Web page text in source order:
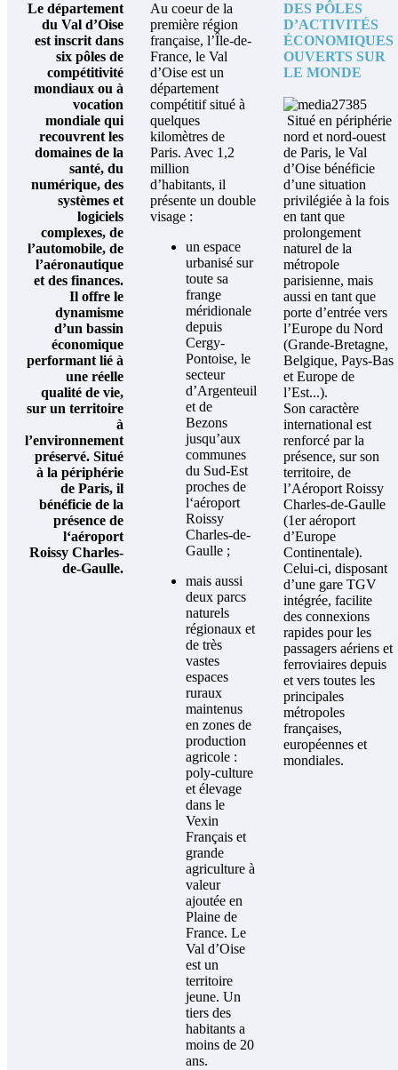
Le département
du Val d’Oise
est inscrit dans
six pôles de
compétitivité
mondiaux ou à
vocation
mondiale qui
recouvrent les
domaines de la
santé, du
numérique, des
systèmes et
logiciels
complexes, de
l’automobile, de
l’aéronautique
et des finances.
Il offre le
dynamisme
d’un bassin
économique
performant lié à
une réelle
qualité de vie,
sur un territoire
à
l’environnement
préservé. Situé
à la périphérie
de Paris, il
bénéficie de la
présence de
l‘aéroport
Roissy Charles-
de-Gaulle.
Au coeur de la
première région
française, l’Île-de-
France, le Val
d’Oise est un
département
compétitif situé à
quelques
kilomètres de
Paris. Avec 1,2
million
d’habitants, il
présente un double
visage :
un espace
urbanisé sur
toute sa
frange
méridionale
depuis
Cergy-
Pontoise, le
secteur
d’Argenteuil
et de
Bezons
jusqu’aux
communes
du Sud-Est
proches de
l‘aéroport
Roissy
Charles-de-
Gaulle ;
mais aussi
deux parcs
naturels
régionaux et
de très
vastes
espaces
ruraux
maintenus
en zones de
production
agricole :
poly-culture
et élevage
dans le
Vexin
Français et
grande
agriculture à
valeur
ajoutée en
Plaine de
France. Le
Val d’Oise
est un
territoire
jeune. Un
tiers des
habitants a
moins de 20
ans.
DES PÔLES
D’ACTIVITÉS
ÉCONOMIQUES
OUVERTS SUR
LE MONDE
Situé en périphérie
nord et nord-ouest
de Paris, le Val
d’Oise bénéficie
d’une situation
privilégiée à la fois
en tant que
prolongement
naturel de la
métropole
parisienne, mais
aussi en tant que
porte d’entrée vers
l’Europe du Nord
(Grande-Bretagne,
Belgique, Pays-Bas
et Europe de
l’Est...).
Son caractère
international est
renforcé par la
présence, sur son
territoire, de
l’Aéroport Roissy
Charles-de-Gaulle
(1er aéroport
d’Europe
Continentale).
Celui-ci, disposant
d’une gare TGV
intégrée, facilite
des connexions
rapides pour les
passagers aériens et
ferroviaires depuis
et vers toutes les
principales
métropoles
françaises,
européennes et
mondiales.